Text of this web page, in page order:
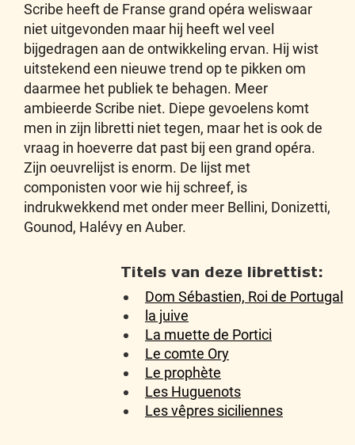
Scribe heeft de Franse grand opéra weliswaar
niet uitgevonden maar hij heeft wel veel
bijgedragen aan de ontwikkeling ervan. Hij wist
uitstekend een nieuwe trend op te pikken om
daarmee het publiek te behagen. Meer
ambieerde Scribe niet. Diepe gevoelens komt
men in zijn libretti niet tegen, maar het is ook de
vraag in hoeverre dat past bij een grand opéra.
Zijn oeuvrelijst is enorm. De lijst met
componisten voor wie hij schreef, is
indrukwekkend met onder meer Bellini, Donizetti,
Gounod, Halévy en Auber.
Titels van deze librettist:
Dom Sébastien, Roi de Portugal
la juive
La muette de Portici
Le comte Ory
Le prophète
Les Huguenots
Les vêpres siciliennes